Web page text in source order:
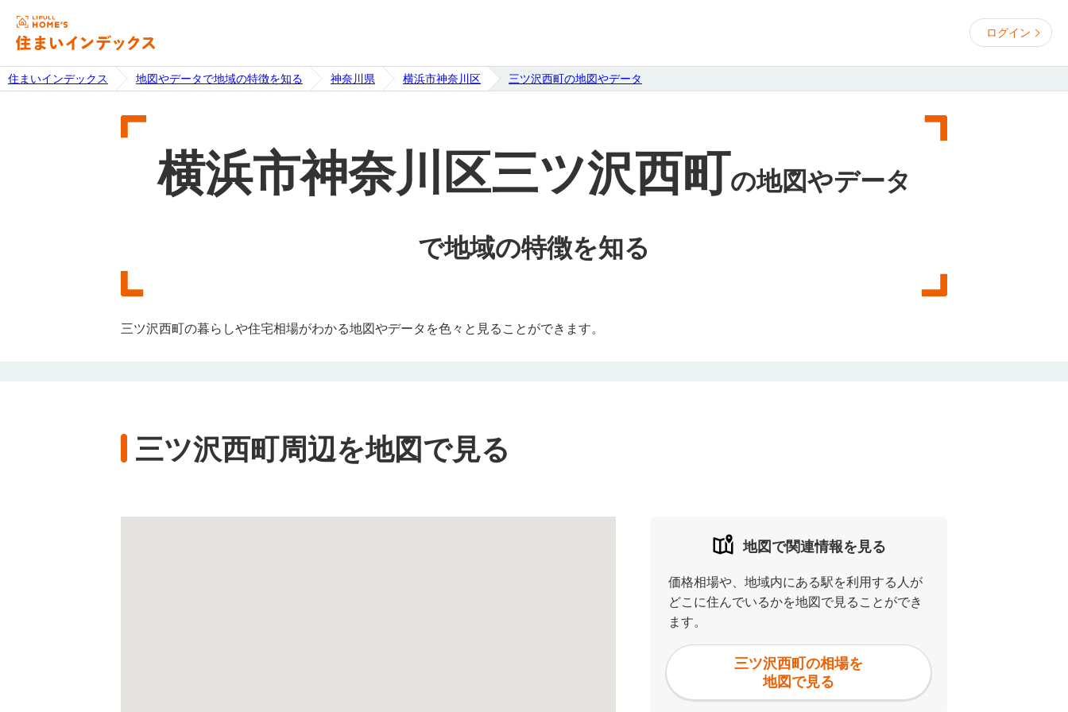
ログイン
住まいインデックス 地図やデータで地域の特徴を知る 神奈川県 横浜市神奈川区 三ツ沢西町の地図やデータ
横浜市神奈川区三ツ沢西町の地図やデータ
で地域の特徴を知る
三ツ沢西町の暮らしや住宅相場がわかる地図やデータを色々と見ることができます。
三ツ沢西町周辺を地図で見る
地図で関連情報を見る
価格相場や、地域内にある駅を利用する人が
どこに住んでいるかを地図で見ることができ
ます。
三ツ沢西町の相場を
地図で見る